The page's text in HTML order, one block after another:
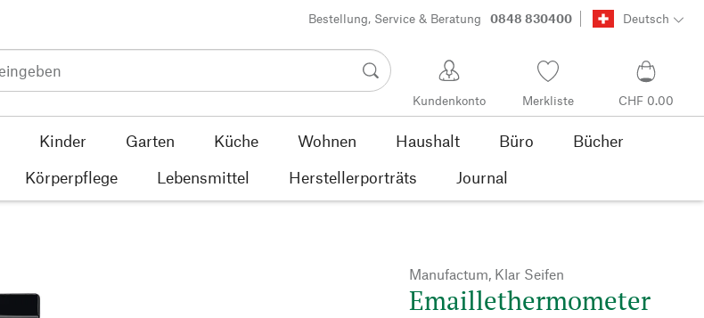
Bestellung, Service & Beratung 0848 830400 Deutsch
Kundenkonto Merkliste CHF 0.00
Kinder Garten Küche Wohnen Haushalt Büro
Bücher
Körperpflege Lebensmittel Herstellerporträts Journal
Manufactum, Klar Seifen
Emaillethermometer